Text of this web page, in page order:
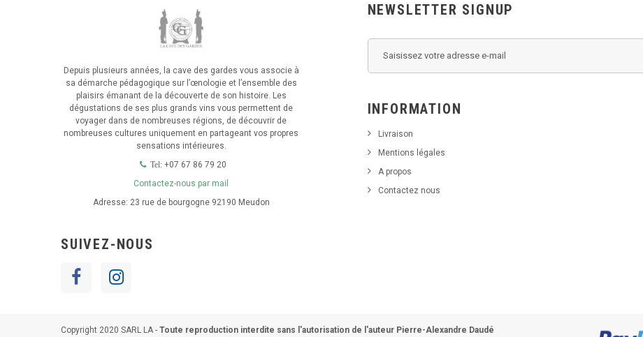
Depuis plusieurs années, la cave des gardes vous associe à
sa démarche pédagogique sur l’œnologie et l’ensemble des
plaisirs émanant de la découverte de son histoire. Les
dégustations de ses plus grands vins vous permettent de
voyager dans de nombreuses régions, de découvrir de
nombreuses cultures uniquement en partageant vos propres
sensations intérieures.
Tel:+07 67 86 79 20
Contactez-nous par mail
Adresse: 23 rue de bourgogne 92190 Meudon
SUIVEZ-NOUS
NEWSLETTER SIGNUP
INFORMATION
Livraison
Mentions légales
A propos
Contactez nous
Copyright 2020 SARL LA - Toute reproduction interdite sans l'autorisation de l'auteur Pierre-Alexandre Daudé